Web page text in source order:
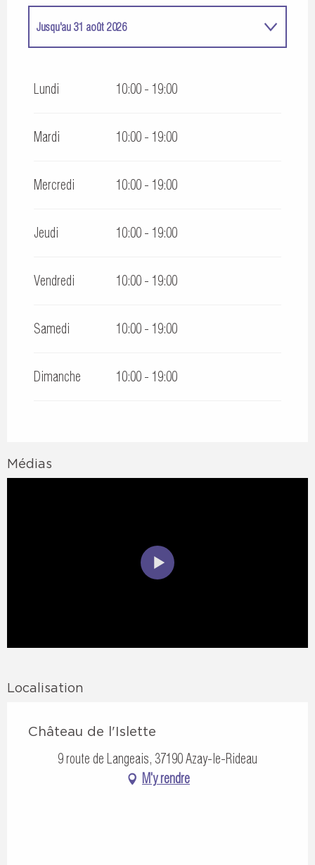
Jusqu'au 31 août 2026
Du1 octobre 2026 au1 novembre 2026
Lundi 10:00 - 19:00
Mardi 10:00 - 19:00
Mercredi 10:00 - 19:00
Jeudi 10:00 - 19:00
Vendredi 10:00 - 19:00
Samedi 10:00 - 19:00
Dimanche 10:00 - 19:00
Médias
Localisation
Château de l'Islette
9 route de Langeais, 37190 Azay-le-Rideau
M'y rendre